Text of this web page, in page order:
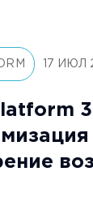
17 ИЮЛ